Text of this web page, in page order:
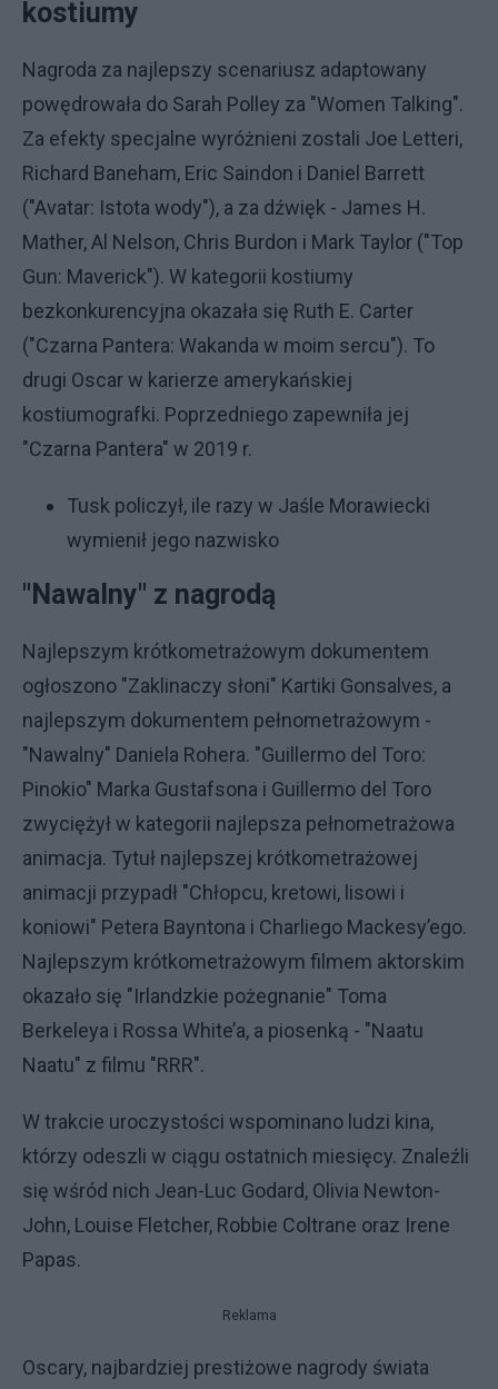
kostiumy
Nagroda za najlepszy scenariusz adaptowany
powędrowała do Sarah Polley za "Women Talking".
Za efekty specjalne wyróżnieni zostali Joe Letteri,
Richard Baneham, Eric Saindon i Daniel Barrett
("Avatar: Istota wody"), a za dźwięk - James H.
Mather, Al Nelson, Chris Burdon i Mark Taylor ("Top
Gun: Maverick"). W kategorii kostiumy
bezkonkurencyjna okazała się Ruth E. Carter
("Czarna Pantera: Wakanda w moim sercu"). To
drugi Oscar w karierze amerykańskiej
kostiumografki. Poprzedniego zapewniła jej
"Czarna Pantera" w 2019 r.
Tusk policzył, ile razy w Jaśle Morawiecki
wymienił jego nazwisko
"Nawalny" z nagrodą
Najlepszym krótkometrażowym dokumentem
ogłoszono "Zaklinaczy słoni" Kartiki Gonsalves, a
najlepszym dokumentem pełnometrażowym -
"Nawalny" Daniela Rohera. "Guillermo del Toro:
Pinokio" Marka Gustafsona i Guillermo del Toro
zwyciężył w kategorii najlepsza pełnometrażowa
animacja. Tytuł najlepszej krótkometrażowej
animacji przypadł "Chłopcu, kretowi, lisowi i
koniowi" Petera Bayntona i Charliego Mackesy’ego.
Najlepszym krótkometrażowym filmem aktorskim
okazało się "Irlandzkie pożegnanie" Toma
Berkeleya i Rossa White’a, a piosenką - "Naatu
Naatu" z filmu "RRR".
W trakcie uroczystości wspominano ludzi kina,
którzy odeszli w ciągu ostatnich miesięcy. Znaleźli
się wśród nich Jean-Luc Godard, Olivia Newton-
John, Louise Fletcher, Robbie Coltrane oraz Irene
Papas.
Reklama
Oscary, najbardziej prestiżowe nagrody świata